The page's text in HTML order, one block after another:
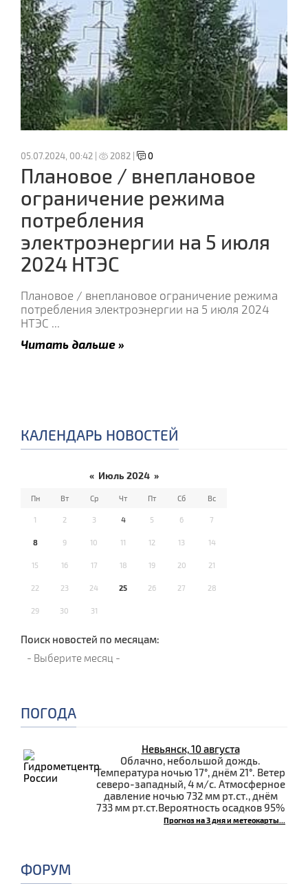
05.07.2024, 00:42 | 2082 | 0
Плановое / внеплановое
ограничение режима
потребления
электроэнергии на 5 июля
2024 НТЭС
Плановое / внеплановое ограничение режима
потребления электроэнергии на 5 июля 2024
НТЭС ...
Читать дальше »
КАЛЕНДАРЬ НОВОСТЕЙ
« Июль 2024 »
Пн Вт Ср Чт Пт Сб Вс
1 2 3 4 5 6 7
8 9 10 11 12 13 14
15 16 17 18 19 20 21
22 23 24 25 26 27 28
29 30 31
Поиск новостей по месяцам:
ПОГОДА
Невьянск, 10 августа
Облачно, небольшой дождь.
Температура ночью 17°, днём 21°. Ветер
северо-западный, 4 м/с. Атмосферное
давление ночью 732 мм рт.ст., днём
733 мм рт.ст.Вероятность осадков 95%
Прогноз на 3 дня и метеокарты...
ФОРУМ